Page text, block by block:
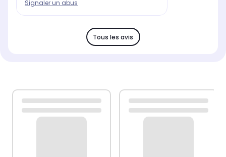
Signaler un abus
Tous les avis